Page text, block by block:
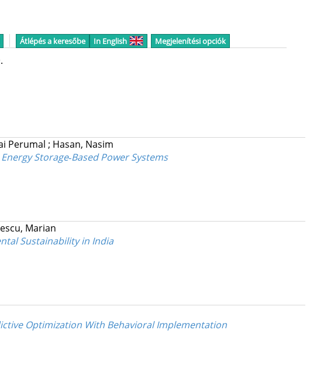
Átlépés a keresőbe In English Megjelenítési opciók
Perumal ; Hasan, Nasim
Storage‐Based Power Systems
Marian
Sustainability in India
Optimization With Behavioral Implementation